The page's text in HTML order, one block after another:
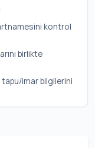
kontrol
birlikte
imar bilgilerini